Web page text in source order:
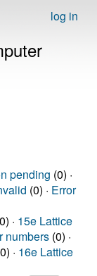
log in
pending (0) ·
(0) · Error
· 15e Lattice
numbers (0) ·
· 16e Lattice